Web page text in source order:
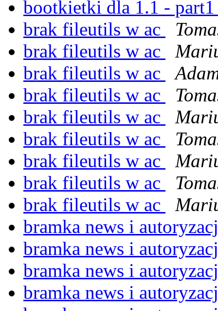
bootkietki dla 1.1 -
brak fileutils w ac
brak fileutils w ac
brak fileutils w ac
brak fileutils w ac
brak fileutils w ac
brak fileutils w ac
brak fileutils w ac
brak fileutils w ac
brak fileutils w ac
bramka news i
bramka news i
bramka news i
bramka news i